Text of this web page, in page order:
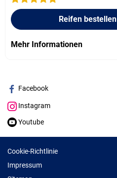
Reifen bestellen
Mehr Informationen
Facebook
Instagram
Youtube
Cookie-Richtlinie
Impressum